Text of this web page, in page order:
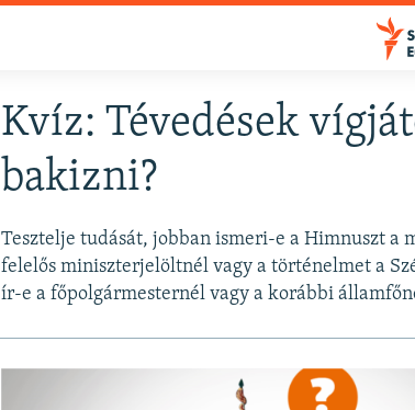
Kvíz: Tévedések
bakizni?
Tesztelje tudását, jobban ismeri-e a Himnuszt a
felelős miniszterjelöltnél vagy a történelmet a
ír-e a főpolgármesternél vagy a korábbi